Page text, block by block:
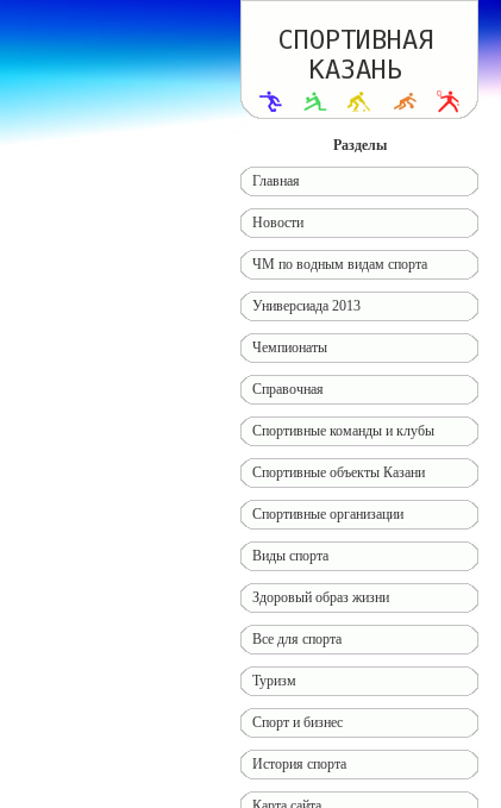
Разделы
Главная
Новости
ЧМ по водным видам спорта
Универсиада 2013
Чемпионаты
Справочная
Спортивные команды и клубы
Спортивные объекты Казани
Спортивные организации
Виды спорта
Здоровый образ жизни
Все для спорта
Туризм
Спорт и бизнес
История спорта